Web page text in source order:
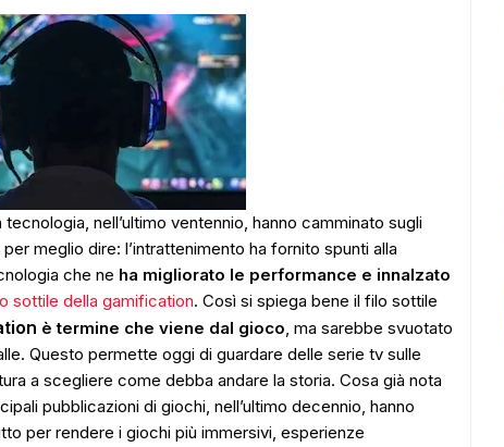
nell’ultimo ventennio, hanno camminato sugli
meglio dire: l’intrattenimento ha fornito spunti alla
che ne ha migliorato le performance e innalzato
sottile della gamification. Così si spiega bene il filo sottile
è termine che viene dal gioco, ma sarebbe svuotato
Questo permette oggi di guardare delle serie tv sulle
a scegliere come debba andare la storia. Cosa già nota
pubblicazioni di giochi, nell’ultimo decennio, hanno
per rendere i giochi più immersivi, esperienze